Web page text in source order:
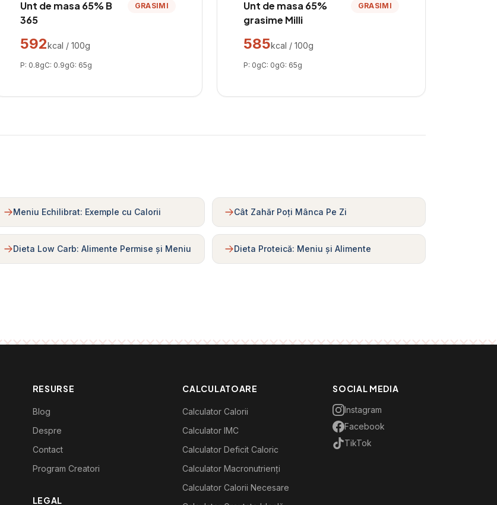
Unt de masa 65% B
365
GRASIMI
592kcal / 100g
P: 0.8gC: 0.9gG: 65g
Unt de masa 65%
grasime Milli
GRASIMI
585kcal / 100g
P: 0gC: 0gG: 65g
Meniu Echilibrat: Exemple cu Calorii Cât Zahăr Poți Mânca Pe Zi
Dieta Low Carb: Alimente Permise și Meniu Dieta Proteică: Meniu și Alimente
RESURSE
Blog
Despre
Contact
Program Creatori
LEGAL
CALCULATOARE
Calculator Calorii
Calculator IMC
Calculator Deficit Caloric
Calculator Macronutrienți
Calculator Calorii Necesare
SOCIAL MEDIA
Instagram
Facebook
TikTok